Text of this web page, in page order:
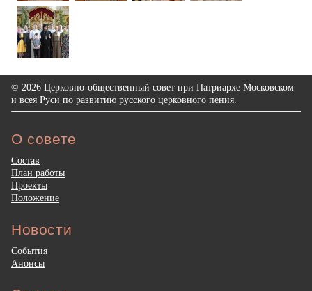
© 2026 Церковно-общественный совет при Патриархе Московском
и всея Руси по развитию русского церковного пения.
О совете
Состав
План работы
Проекты
Положение
Новости
События
Анонсы